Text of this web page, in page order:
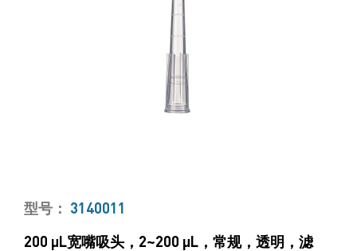
型号： 3140011
200 μL宽嘴吸头，2~200 μL，常规，透明，滤